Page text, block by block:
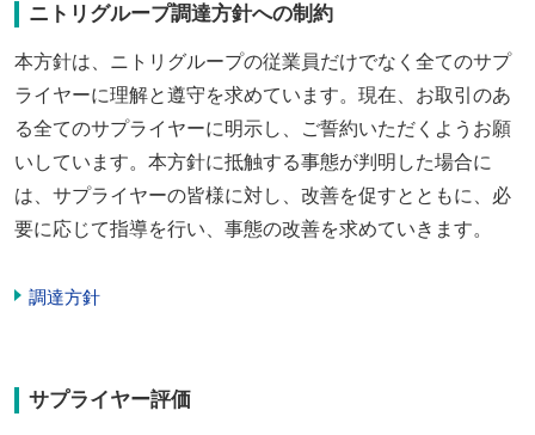
ニトリグループ調達方針への制約
本方針は、ニトリグループの従業員だけでなく全てのサプ
ライヤーに理解と遵守を求めています。現在、お取引のあ
る全てのサプライヤーに明示し、ご誓約いただくようお願
いしています。本方針に抵触する事態が判明した場合に
は、サプライヤーの皆様に対し、改善を促すとともに、必
要に応じて指導を行い、事態の改善を求めていきます。
調達方針
サプライヤー評価